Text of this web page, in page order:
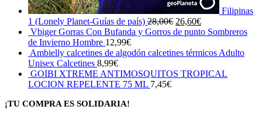
Filipinas
1 (Lonely Planet-Guías de país) 28,00€ El
precio
era:
26,60€El
precio
es:
Vbiger Gorras Con Bufanda y Gorros de punto Sombreros
de Invierno Hombre 12,99€
Ambielly calcetines de algodón calcetines térmicos Adulto
Unisex Calcetines 8,99€
GOIBI XTREME ANTIMOSQUITOS TROPICAL
LOCION REPELENTE 75 ML 7,45€
¡TU COMPRA ES SOLIDARIA!